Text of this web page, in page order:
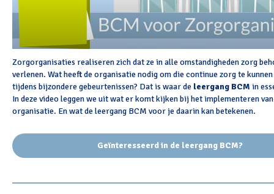
Zorgorganisaties realiseren zich dat ze in alle omstandigheden zorg
verlenen. Wat heeft de organisatie nodig om die continue zorg te
tijdens bijzondere gebeurtenissen? Dat is waar de leergang BCM in
In deze video leggen we uit wat er komt kijken bij het implementeren
organisatie. En wat de leergang BCM voor je daarin kan betekenen.
Geïnteresseerd in de leergang BCM?